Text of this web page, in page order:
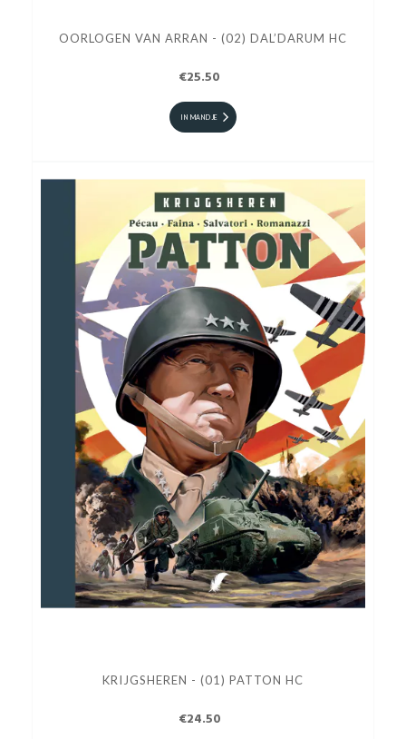
OORLOGEN VAN ARRAN - (02) DAL’DARUM HC
€25.50
IN MANDJE
KRIJGSHEREN - (01) PATTON HC
€24.50